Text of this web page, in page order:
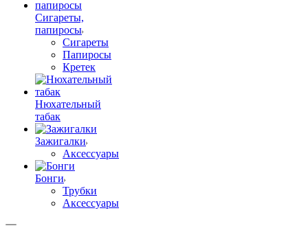
Сигареты,
папиросы
Сигареты
Папиросы
Кретек
Нюхательный
табак
Зажигалки
Аксессуары
Бонги
Трубки
Аксессуары